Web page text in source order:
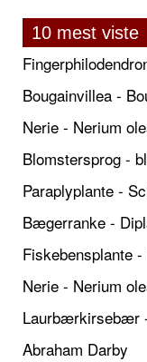
10 mest viste
Bougainvillea -
Nerie - Nerium
Blomstersprog -
Paraplyplante -
Bægerranke -
Fiskebensplante
Nerie - Nerium
Laurbærkirsebær
Abraham Darby